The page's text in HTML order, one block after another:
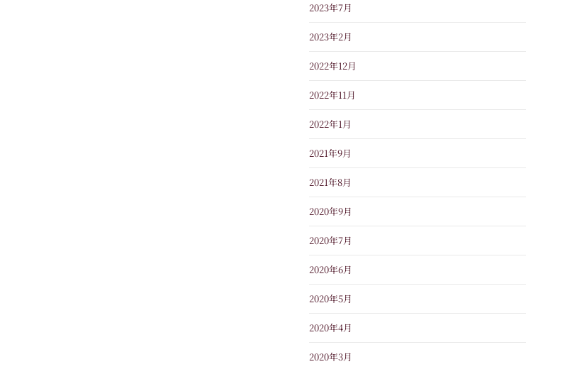
2023年7月
2023年2月
2022年12月
2022年11月
2022年1月
2021年9月
2021年8月
2020年9月
2020年7月
2020年6月
2020年5月
2020年4月
2020年3月